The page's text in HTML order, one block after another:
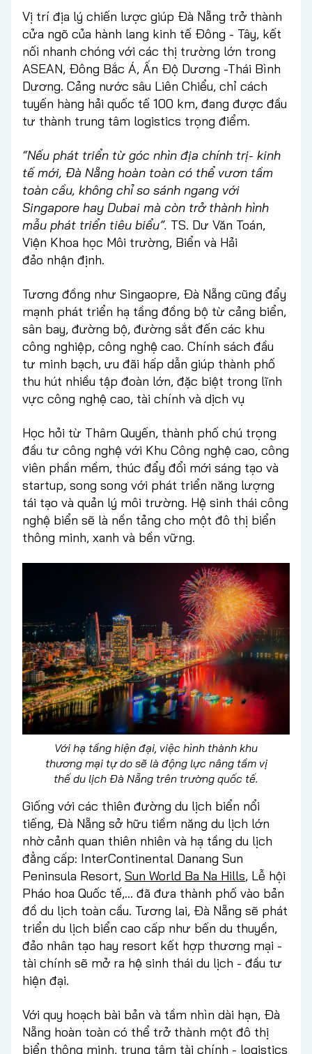
Vị trí địa lý chiến lược giúp Đà Nẵng trở thành
cửa ngõ của hành lang kinh tế Đông - Tây, kết
nối nhanh chóng với các thị trường lớn trong
ASEAN, Đông Bắc Á, Ấn Độ Dương -Thái Bình
Dương. Cảng nước sâu Liên Chiểu, chỉ cách
tuyến hàng hải quốc tế 100 km, đang được đầu
tư thành trung tâm logistics trọng điểm.
“Nếu phát triển từ góc nhìn địa chính trị- kinh
tế mới, Đà Nẵng hoàn toàn có thể vươn tầm
toàn cầu, không chỉ so sánh ngang với
Singapore hay Dubai mà còn trở thành hình
mẫu phát triển tiêu biểu”. TS. Dư Văn Toán,
Viện Khoa học Môi trường, Biển và Hải
đảo nhận định.
Tương đồng như Singaopre, Đà Nẵng cũng đẩy
mạnh phát triển hạ tầng đồng bộ từ cảng biển,
sân bay, đường bộ, đường sắt đến các khu
công nghiệp, công nghệ cao. Chính sách đầu
tư minh bạch, ưu đãi hấp dẫn giúp thành phố
thu hút nhiều tập đoàn lớn, đặc biệt trong lĩnh
vực công nghệ cao, tài chính và dịch vụ
Học hỏi từ Thâm Quyến, thành phố chú trọng
đầu tư công nghệ với Khu Công nghệ cao, công
viên phần mềm, thúc đẩy đổi mới sáng tạo và
startup, song song với phát triển năng lượng
tái tạo và quản lý môi trường. Hệ sinh thái công
nghệ biển sẽ là nền tảng cho một đô thị biển
thông minh, xanh và bền vững.
Với hạ tầng hiện đại, việc hình thành khu
thương mại tự do sẽ là động lực nâng tầm vị
thế du lịch Đà Nẵng trên trường quốc tế.
Giống với các thiên đường du lịch biển nổi
tiếng, Đà Nẵng sở hữu tiềm năng du lịch lớn
nhờ cảnh quan thiên nhiên và hạ tầng du lịch
đẳng cấp: InterContinental Danang Sun
Peninsula Resort, Sun World Ba Na Hills, Lễ hội
Pháo hoa Quốc tế,... đã đưa thành phố vào bản
đồ du lịch toàn cầu. Tương lai, Đà Nẵng sẽ phát
triển du lịch biển cao cấp như bến du thuyền,
đảo nhân tạo hay resort kết hợp thương mại -
tài chính sẽ mở ra hệ sinh thái du lịch - đầu tư
hiện đại.
Với quy hoạch bài bản và tầm nhìn dài hạn, Đà
Nẵng hoàn toàn có thể trở thành một đô thị
biển thông minh, trung tâm tài chính - logistics